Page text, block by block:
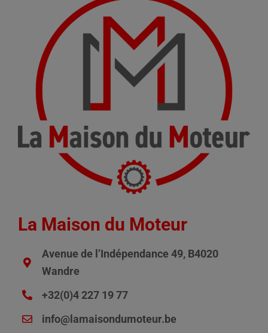
La Maison du Moteur
Avenue de l’Indépendance 49, B4020
Wandre
+32(0)4 227 19 77
info@lamaisondumoteur.be